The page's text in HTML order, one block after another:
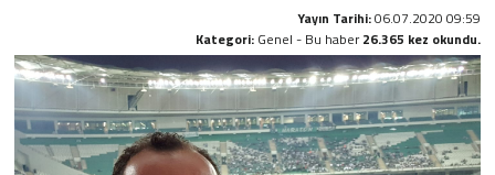
Yayın Tarihi:06.07.2020 09:59
Kategori: Genel - Bu haber26.365 kez okundu.